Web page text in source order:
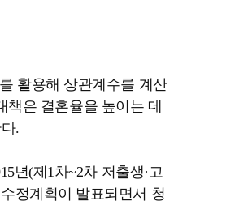
활용해 상관계수를 계산
은 결혼율을 높이는 데
.
년(제1차~2차 저출생·고
정계획이 발표되면서 청